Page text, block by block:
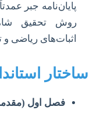
پایان‌نامه جبر
روش تحقیق
اثبات‌های ریاضی
ساختار
فصل اول